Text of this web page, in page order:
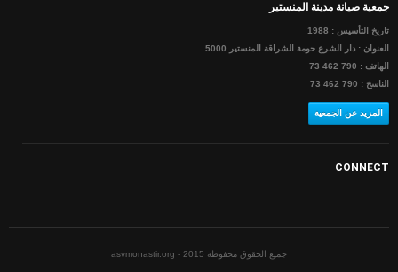
جمعية صيانة مدينة المنستير
تاريخ التأسيس : 1988
العنوان : دار الشرع حومة الشراقة المنستير 5000
الهاتف : 790 462 73
الناسخ : 790 462 73
المزيد عن الجمعية
CONNECT
جميع الحقوق محفوظة asvmonastir.org - 2015